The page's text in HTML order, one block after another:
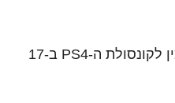
Gran Turismo Sport יהיה זמין לקונסולת ה-PS4 ב-17